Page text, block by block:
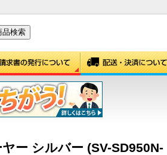
ー シルバー (SV-SD950N-